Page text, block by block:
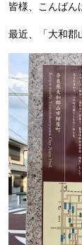
皆様、こんばん
最近、「大和郡